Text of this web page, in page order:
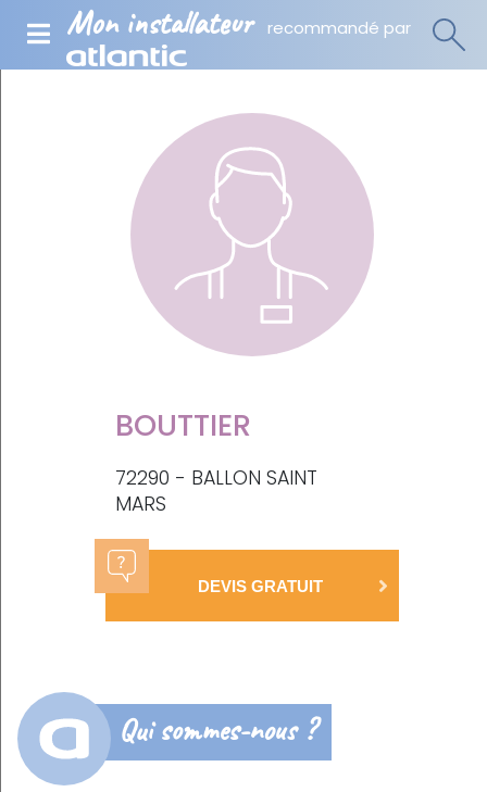
Mon installateur recommandé par
BOUTTIER
72290 - BALLON SAINT
MARS
DEVIS GRATUIT
Qui sommes-nous ?